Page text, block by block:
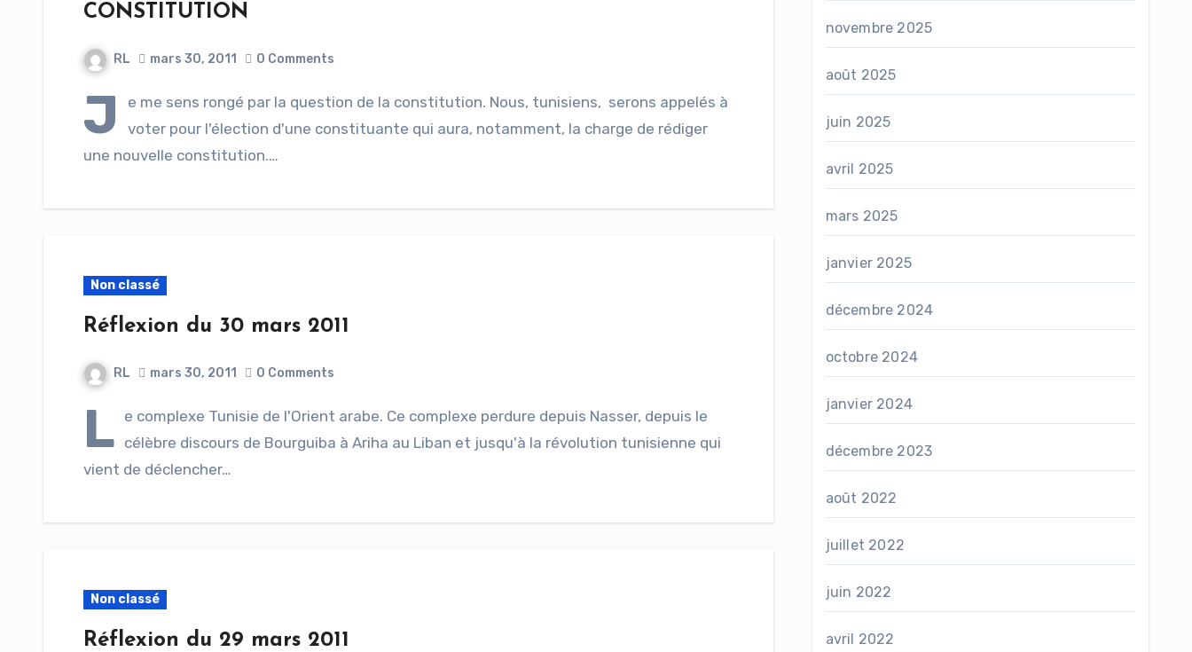
CONSTITUTION
RL mars 30, 2011 0 Comments
J
e me sens rongé par la question de la constitution. Nous, tunisiens, serons appelés à
voter pour l'élection d'une constituante qui aura, notamment, la charge de rédiger
une nouvelle constitution.…
Non classé
Réflexion du 30 mars 2011
RL mars 30, 2011 0 Comments
L e complexe Tunisie de l'Orient arabe. Ce complexe perdure depuis Nasser, depuis le
célèbre discours de Bourguiba à Ariha au Liban et jusqu'à la révolution tunisienne qui
vient de déclencher…
Non classé
Réflexion du 29 mars 2011
novembre 2025
août 2025
juin 2025
avril 2025
mars 2025
janvier 2025
décembre 2024
octobre 2024
janvier 2024
décembre 2023
août 2022
juillet 2022
juin 2022
avril 2022